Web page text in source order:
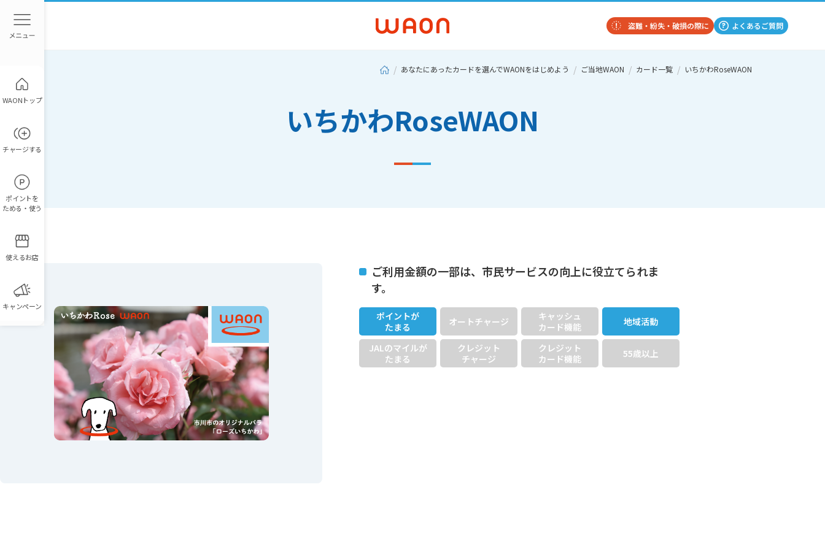
WAONトップ
チャージする
ポイントを
ためる・使う
使えるお店
キャンペーン
盗難・紛失・破損の際に よくあるご質問
あなたにあったカードを選んでWAONをはじめよう ご当地WAON カード一覧 いちかわRoseWAON
いちかわRoseWAON
ご利用金額の一部は、市民サービスの向上に役立てられま
す。
ポイントが
たまる
オートチャージ
キャッシュ
カード機能
地域活動
JALのマイルが
たまる
クレジット
チャージ
クレジット
カード機能
55歳以上